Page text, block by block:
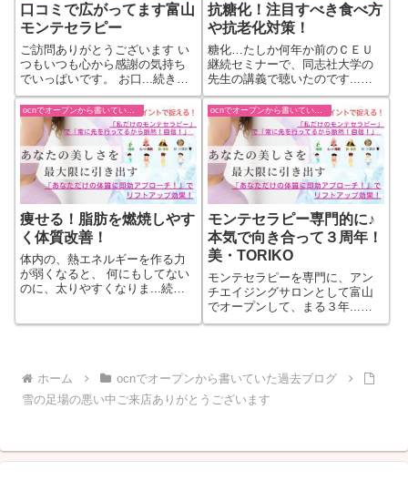
口コミで広がってます富山
モンテセラピー
ご訪問ありがとうございます い
つもいつも心から感謝の気持ち
でいっぱいです。 お口...続きを
もっと見る
抗糖化！注目すべき食べ方
や抗老化対策！
糖化…たしか何年か前のＣＥＵ
継続セミナーで、同志社大学の
先生の講義で聴いたのです...続
きをもっと見る
ocnでオープンから書いていた過去ブログ
痩せる！脂肪を燃焼しやす
く体質改善！
体内の、熱エネルギーを作る力
が弱くなると、 何にもしてない
のに、太りやすくなりま...続き
ocnでオープンから書いていた過去ブログ
モンテセラピー専門的に♪
本気で向き合って３周年！
美・TORIKO
モンテセラピーを専門に、アン
チエイジングサロンとして富山
でオープンして、まる３年...続
きをもっと見る
ホーム
ocnでオープンから書いていた過去ブログ
雪の足場の悪い中ご来店ありがとうございます